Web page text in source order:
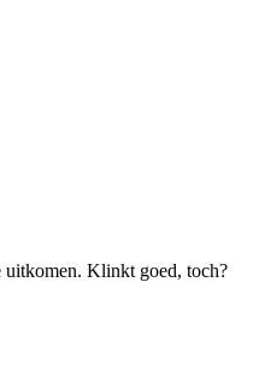
uitkomen. Klinkt goed, toch?